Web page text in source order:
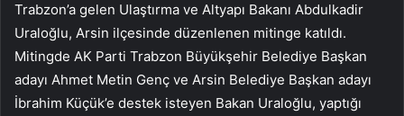
Trabzon’a gelen Ulaştırma ve Altyapı Bakanı Abdulkadir
Uraloğlu, Arsin ilçesinde düzenlenen mitinge katıldı.
Mitingde AK Parti Trabzon Büyükşehir Belediye Başkan
adayı Ahmet Metin Genç ve Arsin Belediye Başkan adayı
İbrahim Küçük’e destek isteyen Bakan Uraloğlu, yaptığı